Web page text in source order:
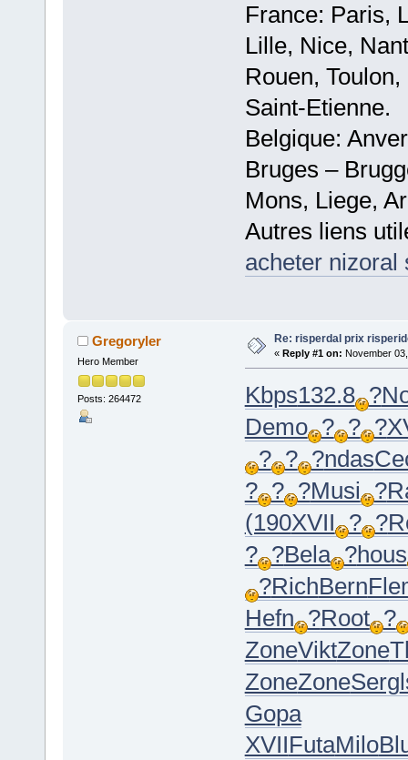
France: Paris,
Lille, Nice,
Rouen,
Saint-Etienne.
Belgique:
Bruges –
Mons, Liege,
Autres liens
acheter nizoral
Gregoryler
Hero Member
Posts: 264472
Re: risperdal prix
« Reply #1 on: November
Kbps132.8 ?
Demo ? ? ?
? ? ?ndas
? ? ?Musi ?
(190XVII ? ?
? ?Bela ?hous
?RichBern
Hefn ?Root ?
ZoneViktZone
ZoneZoneSerg
Gopa
XVIIFutaMilo